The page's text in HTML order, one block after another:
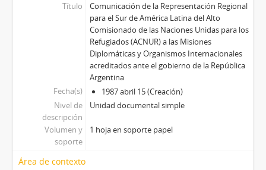
Título
Comunicación de la Representación Regional
para el Sur de América Latina del Alto
Comisionado de las Naciones Unidas para los
Refugiados (ACNUR) a las Misiones
Diplomáticas y Organismos Internacionales
acreditados ante el gobierno de la República
Argentina
Fecha(s)
1987 abril 15 (Creación)
Nivel de
descripción
Unidad documental simple
Volumen y
soporte
1 hoja en soporte papel
Área de contexto